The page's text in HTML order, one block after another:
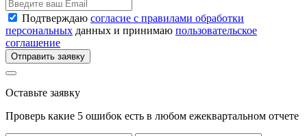
Подтверждаю согласие с правилами обработки
персональных данных и принимаю пользовательское
соглашение
Отправить заявку
Оставьте заявку
Проверь какие 5 ошибок есть в любом ежеквартальном отчете